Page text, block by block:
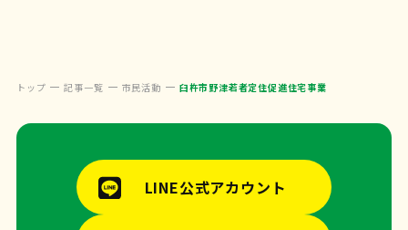
トップ 記事一覧 市民活動 臼杵市野津若者定住促進住宅事業
LINE公式アカウント